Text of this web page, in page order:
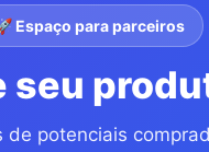
Espaço para parceiros
seu
de potenciais